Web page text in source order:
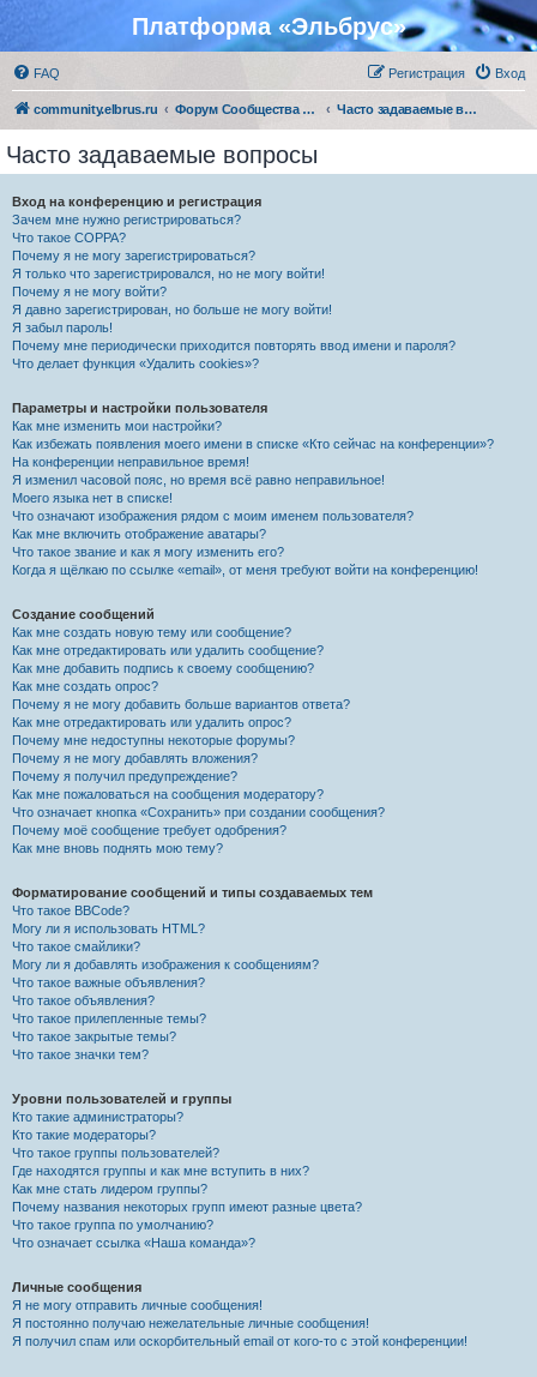
Платформа «Эльбрус»
FAQ Вход
Регистрация
community.elbrus.ru Форум Сообщества Эльбрус Часто задаваемые вопросы
Часто задаваемые вопросы
Вход на конференцию и регистрация
Зачем мне нужно регистрироваться?
Что такое COPPA?
Почему я не могу зарегистрироваться?
Я только что зарегистрировался, но не могу войти!
Почему я не могу войти?
Я давно зарегистрирован, но больше не могу войти!
Я забыл пароль!
Почему мне периодически приходится повторять ввод имени и пароля?
Что делает функция «Удалить cookies»?
Параметры и настройки пользователя
Как мне изменить мои настройки?
Как избежать появления моего имени в списке «Кто сейчас на конференции»?
На конференции неправильное время!
Я изменил часовой пояс, но время всё равно неправильное!
Моего языка нет в списке!
Что означают изображения рядом с моим именем пользователя?
Как мне включить отображение аватары?
Что такое звание и как я могу изменить его?
Когда я щёлкаю по ссылке «email», от меня требуют войти на конференцию!
Создание сообщений
Как мне создать новую тему или сообщение?
Как мне отредактировать или удалить сообщение?
Как мне добавить подпись к своему сообщению?
Как мне создать опрос?
Почему я не могу добавить больше вариантов ответа?
Как мне отредактировать или удалить опрос?
Почему мне недоступны некоторые форумы?
Почему я не могу добавлять вложения?
Почему я получил предупреждение?
Как мне пожаловаться на сообщения модератору?
Что означает кнопка «Сохранить» при создании сообщения?
Почему моё сообщение требует одобрения?
Как мне вновь поднять мою тему?
Форматирование сообщений и типы создаваемых тем
Что такое BBCode?
Могу ли я использовать HTML?
Что такое смайлики?
Могу ли я добавлять изображения к сообщениям?
Что такое важные объявления?
Что такое объявления?
Что такое прилепленные темы?
Что такое закрытые темы?
Что такое значки тем?
Уровни пользователей и группы
Кто такие администраторы?
Кто такие модераторы?
Что такое группы пользователей?
Где находятся группы и как мне вступить в них?
Как мне стать лидером группы?
Почему названия некоторых групп имеют разные цвета?
Что такое группа по умолчанию?
Что означает ссылка «Наша команда»?
Личные сообщения
Я не могу отправить личные сообщения!
Я постоянно получаю нежелательные личные сообщения!
Я получил спам или оскорбительный email от кого-то с этой конференции!